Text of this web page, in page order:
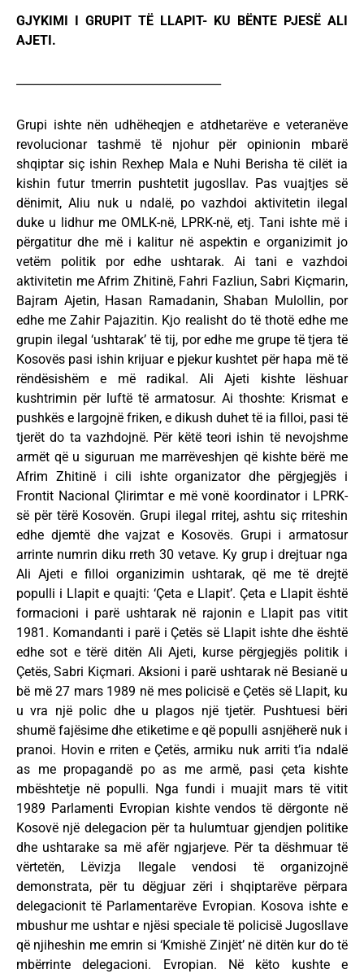
GJYKIMI I GRUPIT TË LLAPIT- KU BËNTE PJESË ALI
AJETI.
Grupi ishte nën udhëheqjen e atdhetarëve e veteranëve
revolucionar tashmë të njohur për opinionin mbarë
shqiptar siç ishin Rexhep Mala e Nuhi Berisha të cilët ia
kishin futur tmerrin pushtetit jugosllav. Pas vuajtjes së
dënimit, Aliu nuk u ndalë, po vazhdoi aktivitetin ilegal
duke u lidhur me OMLK-në, LPRK-në, etj. Tani ishte më i
përgatitur dhe më i kalitur në aspektin e organizimit jo
vetëm politik por edhe ushtarak. Ai tani e vazhdoi
aktivitetin me Afrim Zhitinë, Fahri Fazliun, Sabri Kiçmarin,
Bajram Ajetin, Hasan Ramadanin, Shaban Mulollin, por
edhe me Zahir Pajazitin. Kjo realisht do të thotë edhe me
grupin ilegal ‘ushtarak’ të tij, por edhe me grupe të tjera të
Kosovës pasi ishin krijuar e pjekur kushtet për hapa më të
rëndësishëm e më radikal. Ali Ajeti kishte lëshuar
kushtrimin për luftë të armatosur. Ai thoshte: Krismat e
pushkës e largojnë friken, e dikush duhet të ia filloi, pasi të
tjerët do ta vazhdojnë. Për këtë teori ishin të nevojshme
armët që u siguruan me marrëveshjen që kishte bërë me
Afrim Zhitinë i cili ishte organizator dhe përgjegjës i
Frontit Nacional Çlirimtar e më vonë koordinator i LPRK-
së për tërë Kosovën. Grupi ilegal rritej, ashtu siç rriteshin
edhe djemtë dhe vajzat e Kosovës. Grupi i armatosur
arrinte numrin diku rreth 30 vetave. Ky grup i drejtuar nga
Ali Ajeti e filloi organizimin ushtarak, që me të drejtë
populli i Llapit e quajti: ‘Çeta e Llapit’. Çeta e Llapit është
formacioni i parë ushtarak në rajonin e Llapit pas vitit
1981. Komandanti i parë i Çetës së Llapit ishte dhe është
edhe sot e tërë ditën Ali Ajeti, kurse përgjegjës politik i
Çetës, Sabri Kiçmari. Aksioni i parë ushtarak në Besianë u
bë më 27 mars 1989 në mes policisë e Çetës së Llapit, ku
u vra një polic dhe u plagos një tjetër. Pushtuesi bëri
shumë fajësime dhe etiketime e që populli asnjëherë nuk i
pranoi. Hovin e rriten e Çetës, armiku nuk arriti t’ia ndalë
as me propagandë po as me armë, pasi çeta kishte
mbështetje në populli. Nga fundi i muajit mars të vitit
1989 Parlamenti Evropian kishte vendos të dërgonte në
Kosovë një delegacion për ta hulumtuar gjendjen politike
dhe ushtarake sa më afër ngjarjeve. Për ta dëshmuar të
vërtetën, Lëvizja Ilegale vendosi të organizojnë
demonstrata, për tu dëgjuar zëri i shqiptarëve përpara
delegacionit të Parlamentarëve Evropian. Kosova ishte e
mbushur me ushtar e njësi speciale të policisë Jugosllave
që njiheshin me emrin si ‘Kmishë Zinjët’ në ditën kur do të
mbërrinte delegacioni. Evropian. Në këto kushte e